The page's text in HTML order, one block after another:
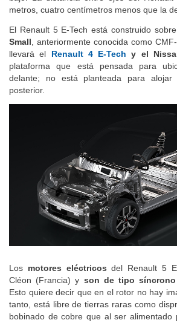
metros, cuatro centímetros menos que la
El Renault 5 E-Tech está construido
Small , anteriormente conocida como
llevará el
Renault 4 E-Tech y el
plataforma que está pensada para
delante; no está planteada para
posterior.
Los motores eléctricos del Renault 5
Cléon (Francia) y son de tipo
Esto quiere decir que en el rotor no hay
tanto, está libre de tierras raras como
bobinado de cobre que al ser alimentado